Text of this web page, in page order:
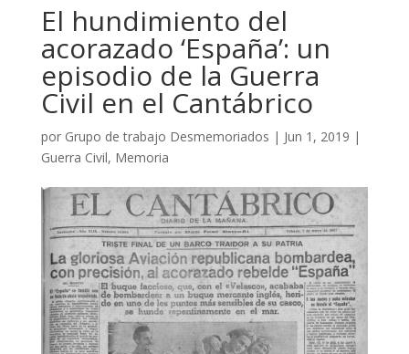
El hundimiento del
acorazado ‘España’: un
episodio de la Guerra
Civil en el Cantábrico
por Grupo de trabajo Desmemoriados | Jun 1, 2019 |
Guerra Civil, Memoria